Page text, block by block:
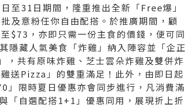
至31日期間，隆重推出全新「Free爆」
及意粉任你自由配搭。於推廣期間，顧
$73，亦即只需一份主食的價錢，便可同
藏人氣美食「炸雞」納入陣容並「企正
，共有原味炸雞、芝士雲朵炸雞及雙併炸
送Pizza」的雙重滿足！此外，由即日起
」限時夏日優惠亦會同步進行，凡消費滿
「自選配搭1+1」優惠同用，展現折上折